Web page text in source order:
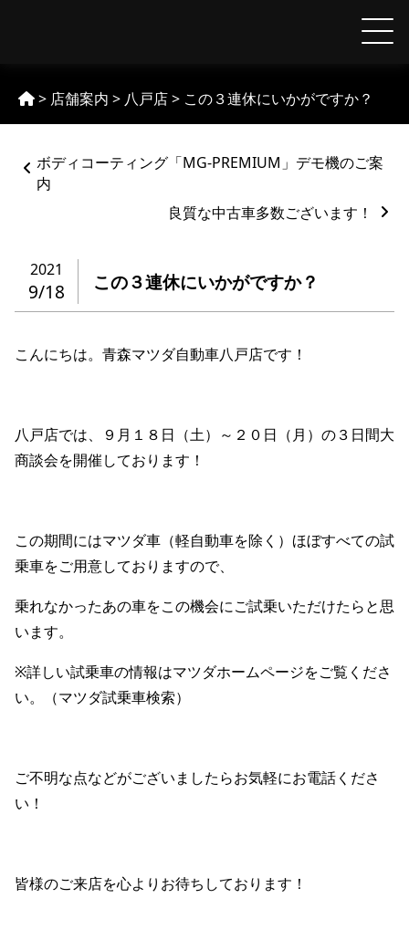
> 店舗案内 > 八戸店> この３連休にいかがですか？
ー
%title
ボディコーティング「MG-PREMIUM」デモ機のご案
内
良質な中古車多数ございます！
2021
9/18 この３連休にいかがですか？
こんにちは。青森マツダ自動車八戸店です！
八戸店では、９月１８日（土）～２０日（月）の３日間大
商談会を開催しております！
この期間にはマツダ車（軽自動車を除く）ほぼすべての試
乗車をご用意しておりますので、
乗れなかったあの車をこの機会にご試乗いただけたらと思
います。
※詳しい試乗車の情報はマツダホームページをご覧くださ
い。（マツダ試乗車検索）
ご不明な点などがございましたらお気軽にお電話くださ
い！
皆様のご来店を心よりお待ちしております！